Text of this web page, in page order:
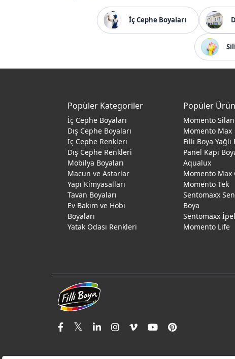
İç Cephe Boyaları
Popüler Kategoriler
İç Cephe Boyaları
Dış Cephe Boyaları
İç Cephe Renkleri
Dış Cephe Renkleri
Mobilya Boyaları
Macun ve Astarlar
Yapı Kimyasalları
Tavan Boyaları
Ev Bakım ve Hobi
Boyaları
Yatak Odası Renkleri
Popüler
Momento Silan
Momento Max
Filli Boya Yağlı
Panel Kapı
Aqualux
Momento Max
Momento Tek
Sentomaxx
Boya
Sentomaxx
Momento Life